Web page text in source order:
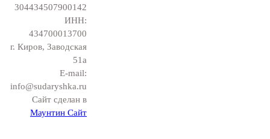
304434507900142
ИНН:
434700013700
г. Киров, Заводская
51а
E-mail:
info@sudaryshka.ru
Сайт сделан в
Маунтин Сайт